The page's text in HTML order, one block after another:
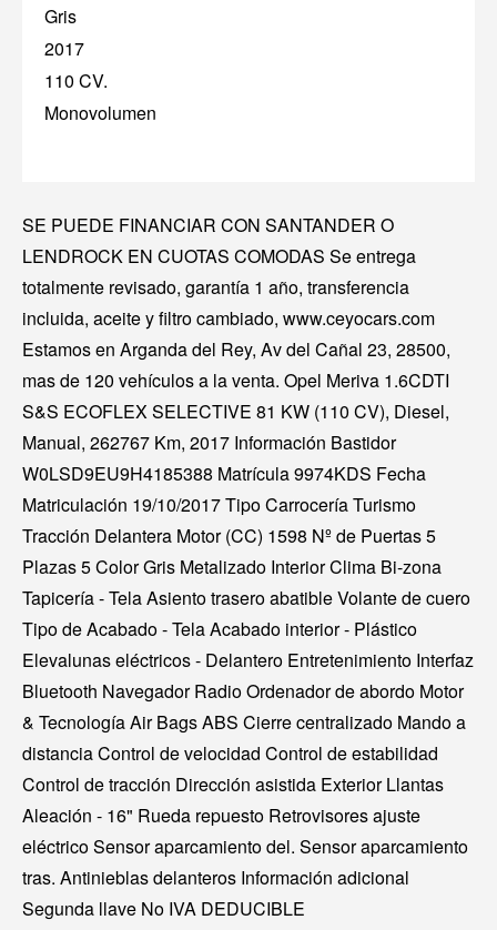
Gris
2017
110 CV.
Monovolumen
SE PUEDE FINANCIAR CON SANTANDER O
LENDROCK EN CUOTAS COMODAS Se entrega
totalmente revisado, garantía 1 año, transferencia
incluida, aceite y filtro cambiado, www.ceyocars.com
Estamos en Arganda del Rey, Av del Cañal 23, 28500,
mas de 120 vehículos a la venta. Opel Meriva 1.6CDTI
S&S ECOFLEX SELECTIVE 81 KW (110 CV), Diesel,
Manual, 262767 Km, 2017 Información Bastidor
W0LSD9EU9H4185388 Matrícula 9974KDS Fecha
Matriculación 19/10/2017 Tipo Carrocería Turismo
Tracción Delantera Motor (CC) 1598 Nº de Puertas 5
Plazas 5 Color Gris Metalizado Interior Clima Bi-zona
Tapicería - Tela Asiento trasero abatible Volante de cuero
Tipo de Acabado - Tela Acabado interior - Plástico
Elevalunas eléctricos - Delantero Entretenimiento Interfaz
Bluetooth Navegador Radio Ordenador de abordo Motor
& Tecnología Air Bags ABS Cierre centralizado Mando a
distancia Control de velocidad Control de estabilidad
Control de tracción Dirección asistida Exterior Llantas
Aleación - 16" Rueda repuesto Retrovisores ajuste
eléctrico Sensor aparcamiento del. Sensor aparcamiento
tras. Antinieblas delanteros Información adicional
Segunda llave No IVA DEDUCIBLE